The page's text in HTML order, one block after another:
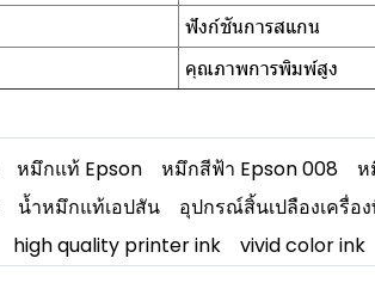
ฟังก์ชันการสแกน
คุณภาพการพิมพ์สูง
หมึกแท้ Epson หมึกสีฟ้า Epson 008 ห
น้ำหมึกแท้เอปสัน อุปกรณ์สิ้นเปลืองเครื่อ
high quality printer ink vivid color ink